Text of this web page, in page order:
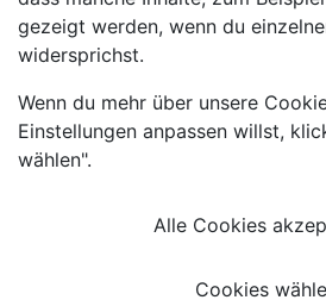
gezeigt werden, wenn du
widersprichst.
Wenn du mehr über unsere
Einstellungen anpassen willst,
wählen".
Alle Cookies
Cookies